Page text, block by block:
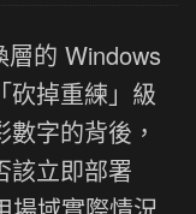
的 Windows
砍掉重練」級
字的背後，
該立即部署